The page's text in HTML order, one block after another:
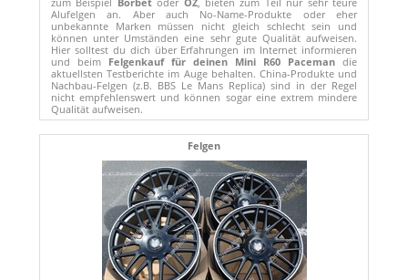
Alufelgen an. Aber auch No-Name-Produkte oder eher
unbekannte Marken müssen nicht gleich schlecht sein und
können unter Umständen eine sehr gute Qualität aufweisen.
Hier solltest du dich über Erfahrungen im Internet informieren
und beim Felgenkauf für deinen Mini R60 Paceman die
aktuellsten Testberichte im Auge behalten. China-Produkte und
Nachbau-Felgen (z.B. BBS Le Mans Replica) sind in der Regel
nicht empfehlenswert und können sogar eine extrem mindere
Qualität aufweisen.
Felgen